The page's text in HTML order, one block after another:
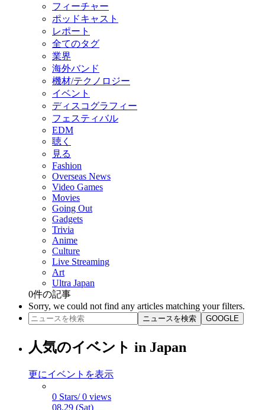
フィーチャー
ポッドキャスト
レポート
全てのタグ
業界
海外バンド
機材/テクノロジー
イベント
ディスコグラフィー
フェスティバル
EDM
聴く
見る
Fashion
Overseas News
Video Games
Movies
Going Out
Gadgets
Trivia
Anime
Culture
Live Streaming
Art
Ultra Japan
0件の記事
Sorry, we could not find any articles matching your filters.
ニュースを検索 GOOGLE
人気のイベント in Japan
更にイベントを表示
0 Stars/ 0 views
08.29 (Sat)